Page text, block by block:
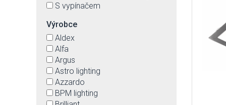
S vypínačem
Výrobce
Aldex
Alfa
Argus
Astro lighting
Azzardo
BPM lighting